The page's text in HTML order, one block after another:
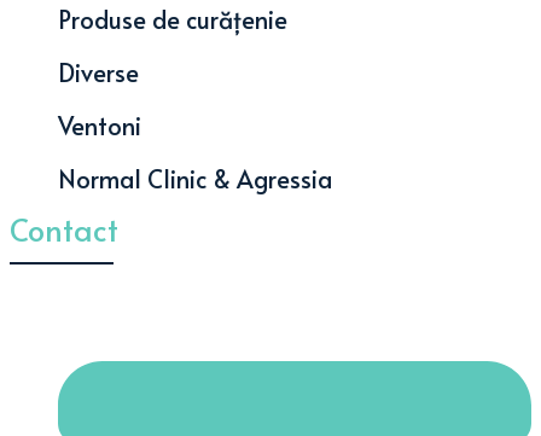
Produse de curățenie
Diverse
Ventoni
Normal Clinic & Agressia
Contact